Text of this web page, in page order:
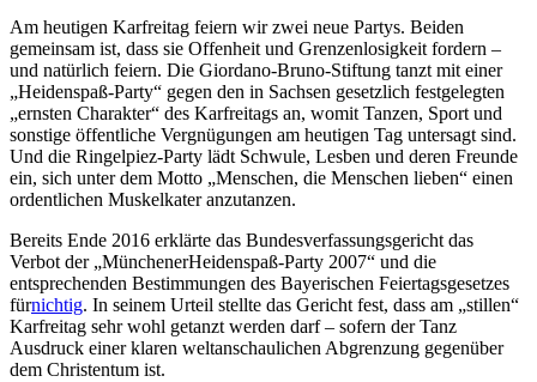
Am heutigen Karfreitag feiern wir zwei neue Partys. Beiden
gemeinsam ist, dass sie Offenheit und Grenzenlosigkeit fordern –
und natürlich feiern. Die Giordano-Bruno-Stiftung tanzt mit einer
„Heidenspaß-Party“ gegen den in Sachsen gesetzlich festgelegten
„ernsten Charakter“ des Karfreitags an, womit Tanzen, Sport und
sonstige öffentliche Vergnügungen am heutigen Tag untersagt sind.
Und die Ringelpiez-Party lädt Schwule, Lesben und deren Freunde
ein, sich unter dem Motto „Menschen, die Menschen lieben“ einen
ordentlichen Muskelkater anzutanzen.
Bereits Ende 2016 erklärte das Bundesverfassungsgericht das
Verbot der „MünchenerHeidenspaß-Party 2007“ und die
entsprechenden Bestimmungen des Bayerischen Feiertagsgesetzes
fürnichtig. In seinem Urteil stellte das Gericht fest, dass am „stillen“
Karfreitag sehr wohl getanzt werden darf – sofern der Tanz
Ausdruck einer klaren weltanschaulichen Abgrenzung gegenüber
dem Christentum ist.